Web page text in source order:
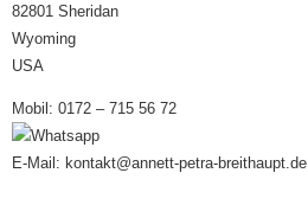
82801 Sheridan
Wyoming
USA
Mobil: 0172 – 715 56 72
E-Mail: kontakt@annett-petra-breithaupt.de